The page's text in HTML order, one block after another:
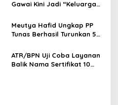
Gawai Kini Jadi “Keluarga
Perkuat Pengasuhan Anak
Meutya Hafid Ungkap PP
Tunas Berhasil Turunkan 5
Digital
ATR/BPN Uji Coba Layanan
Balik Nama Sertifikat 10